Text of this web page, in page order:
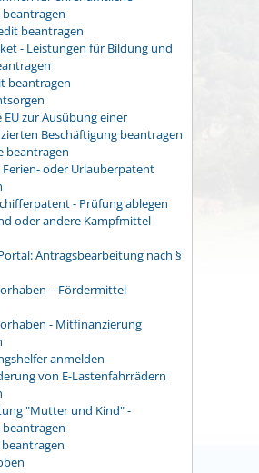
beantragen
- Leistungen für Bildung und
beantragen
EU zur Ausübung einer
Beschäftigung beantragen
beantragen
Ferien- oder Urlauberpatent
- Prüfung ablegen
oder andere Kampfmittel
Antragsbearbeitung nach §
– Fördermittel
- Mitfinanzierung
anmelden
von E-Lastenfahrrädern
"Mutter und Kind" -